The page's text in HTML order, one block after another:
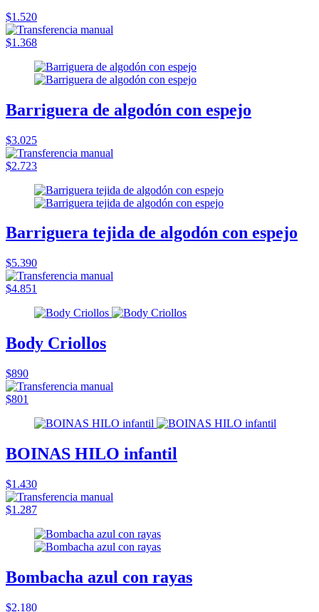
$1.520
$1.368
Barriguera de algodón con espejo
$3.025
$2.723
Barriguera tejida de algodón con espejo
$5.390
$4.851
Body Criollos
$890
$801
BOINAS HILO infantil
$1.430
$1.287
Bombacha azul con rayas
$2.180